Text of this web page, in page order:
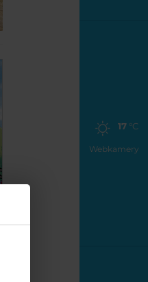
17°C
Webkamery